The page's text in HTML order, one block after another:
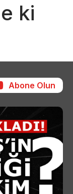
ki
Abone Olun